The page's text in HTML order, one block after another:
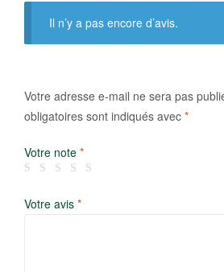
Il n’y a pas encore d’avis.
Votre adresse e-mail ne sera pas
obligatoires sont indiqués avec *
Votre note *
Votre avis *